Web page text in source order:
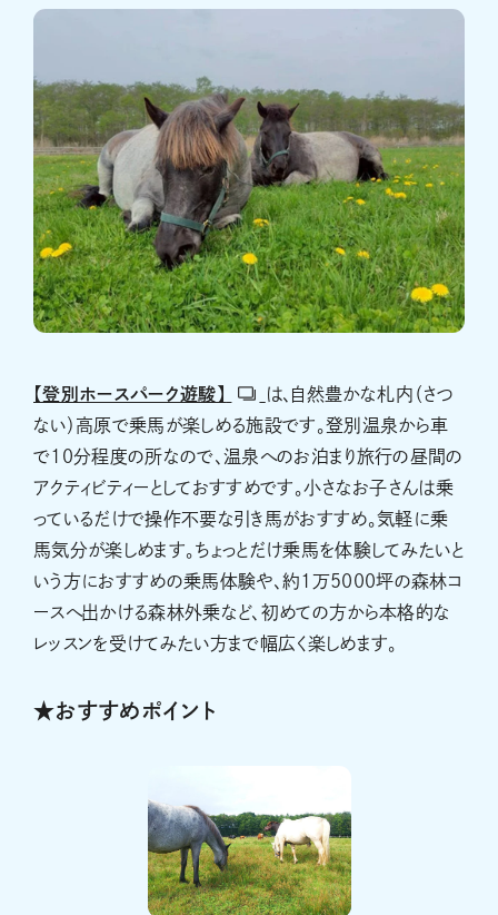
【登別ホースパーク遊駿】
は、自然豊かな札内（さつ
ない）高原で乗馬が楽しめる施設です。登別温泉から車
で10分程度の所なので、温泉へのお泊まり旅行の昼間の
アクティビティーとしておすすめです。小さなお子さんは乗
っているだけで操作不要な引き馬がおすすめ。気軽に乗
馬気分が楽しめます。ちょっとだけ乗馬を体験してみたいと
いう方におすすめの乗馬体験や、約1万5000坪の森林コ
ースへ出かける森林外乗など、初めての方から本格的な
レッスンを受けてみたい方まで幅広く楽しめます。
★おすすめポイント